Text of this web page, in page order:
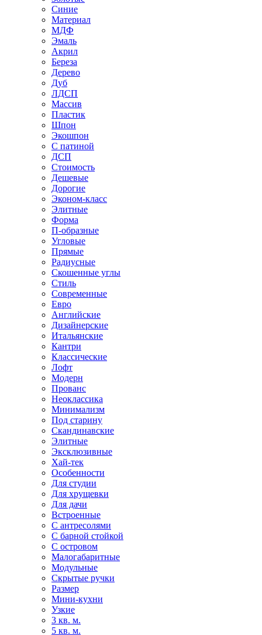
Синие
Материал
МДФ
Эмаль
Акрил
Береза
Дерево
Дуб
ЛДСП
Массив
Пластик
Шпон
Экошпон
С патиной
ДСП
Стоимость
Дешевые
Дорогие
Эконом-класс
Элитные
Форма
П-образные
Угловые
Прямые
Радиусные
Скошенные углы
Стиль
Современные
Евро
Английские
Дизайнерские
Итальянские
Кантри
Классические
Лофт
Модерн
Прованс
Неоклассика
Минимализм
Под старину
Скандинавские
Элитные
Эксклюзивные
Хай-тек
Особенности
Для студии
Для хрущевки
Для дачи
Встроенные
С антресолями
С барной стойкой
С островом
Малогабаритные
Модульные
Скрытые ручки
Размер
Мини-кухни
Узкие
3 кв. м.
5 кв. м.